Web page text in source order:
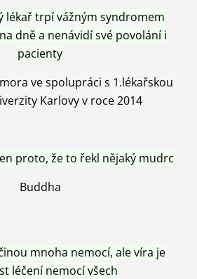
lékař trpí vážným syndromem
dně a nenávidí své povolání i
pacienty
ve spolupráci s 1.lékařskou
Karlovy v roce 2014
proto, že to řekl nějaký mudrc
Buddha
mnoha nemocí, ale víra je
léčení nemocí všech